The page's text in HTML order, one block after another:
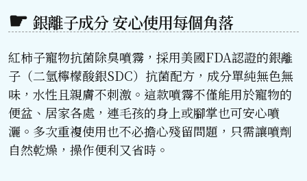
銀離子成分 安心使用每個角落
紅柿子寵物抗菌除臭噴霧，採用美國FDA認證的銀離
子（二氫檸檬酸銀SDC）抗菌配方，成分單純無色無
味，水性且親膚不刺激。這款噴霧不僅能用於寵物的
便盆、居家各處，連毛孩的身上或腳掌也可安心噴
灑。多次重複使用也不必擔心殘留問題，只需讓噴劑
自然乾燥，操作便利又省時。